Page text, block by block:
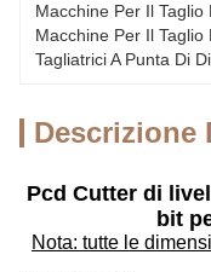
Macchine Per Il Taglio
Macchine Per Il Taglio
Tagliatrici A Punta Di
Descrizione
Pcd Cutter di
bit
Nota: tutte le